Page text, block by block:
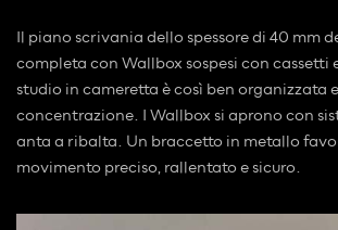
Il piano scrivania dello spessore di 40 mm
completa con Wallbox sospesi con cassetti
studio in cameretta è così ben organizzata
concentrazione. I Wallbox si aprono con
anta a ribalta. Un braccetto in metallo
movimento preciso, rallentato e sicuro.